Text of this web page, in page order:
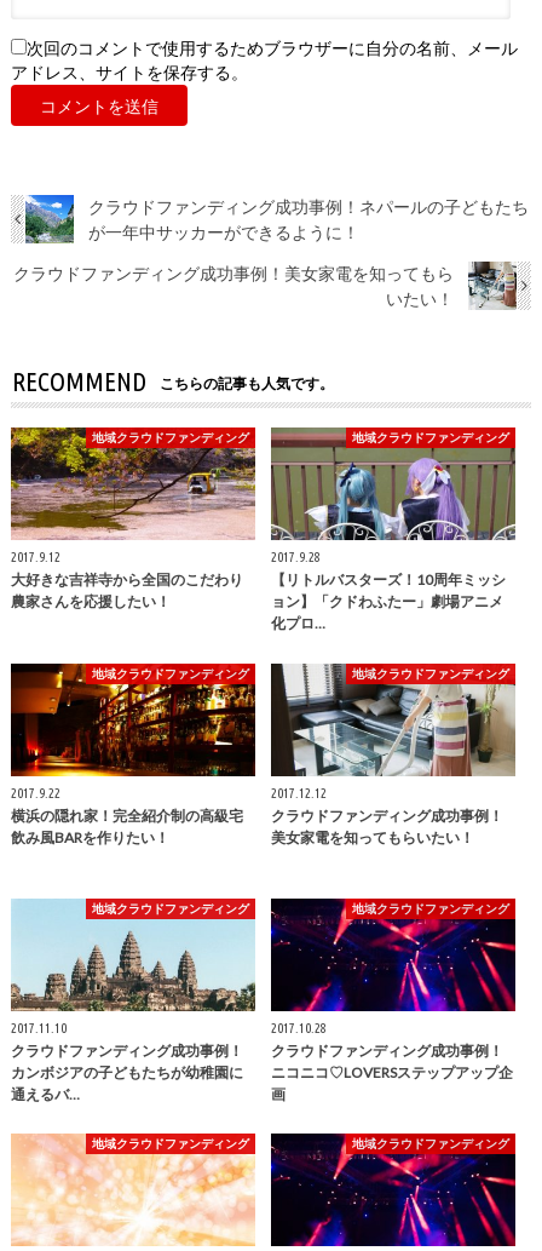
次回のコメントで使用するためブラウザーに自分の名前、メール
アドレス、サイトを保存する。
クラウドファンディング成功事例！ネパールの子どもたち
が一年中サッカーができるように！
クラウドファンディング成功事例！美女家電を知ってもら
いたい！
RECOMMEND こちらの記事も人気です。
地域クラウドファンディング
2017.9.12
大好きな吉祥寺から全国のこだわり
農家さんを応援したい！
地域クラウドファンディング
2017.9.28
【リトルバスターズ！10周年ミッシ
ョン】「クドわふたー」劇場アニメ
化プロ…
地域クラウドファンディング
2017.9.22
横浜の隠れ家！完全紹介制の高級宅
飲み風BARを作りたい！
地域クラウドファンディング
2017.12.12
クラウドファンディング成功事例！
美女家電を知ってもらいたい！
地域クラウドファンディング
2017.11.10
クラウドファンディング成功事例！
カンボジアの子どもたちが幼稚園に
通えるバ…
地域クラウドファンディング
2017.10.28
クラウドファンディング成功事例！
ニコニコ♡LOVERSステップアップ企
画
地域クラウドファンディング 地域クラウドファンディング